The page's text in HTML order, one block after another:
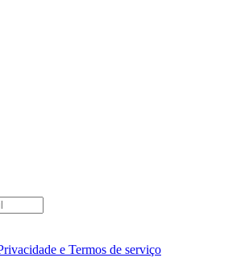
e Termos de serviço